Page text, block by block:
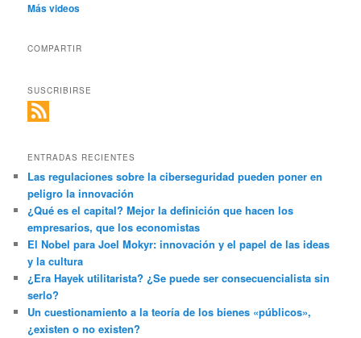
Más videos
COMPARTIR
SUSCRIBIRSE
ENTRADAS RECIENTES
Las regulaciones sobre la ciberseguridad pueden poner en
peligro la innovación
¿Qué es el capital? Mejor la definición que hacen los
empresarios, que los economistas
El Nobel para Joel Mokyr: innovación y el papel de las ideas
y la cultura
¿Era Hayek utilitarista? ¿Se puede ser consecuencialista sin
serlo?
Un cuestionamiento a la teoría de los bienes «públicos»,
¿existen o no existen?